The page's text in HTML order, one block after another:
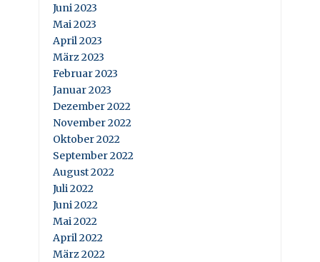
Juni 2023
Mai 2023
April 2023
März 2023
Februar 2023
Januar 2023
Dezember 2022
November 2022
Oktober 2022
September 2022
August 2022
Juli 2022
Juni 2022
Mai 2022
April 2022
März 2022